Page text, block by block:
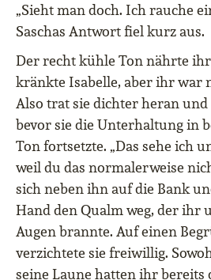
„Sieht man doch. Ich rauche
Saschas Antwort fiel kurz aus.
Der recht kühle Ton nährte
kränkte Isabelle, aber ihr war
Also trat sie dichter heran
bevor sie die Unterhaltung in
Ton fortsetzte. „Das sehe ich
weil du das normalerweise
sich neben ihn auf die Bank
Hand den Qualm weg, der ihr
Augen brannte. Auf einen
verzichtete sie freiwillig.
seine Laune hatten ihr bereits